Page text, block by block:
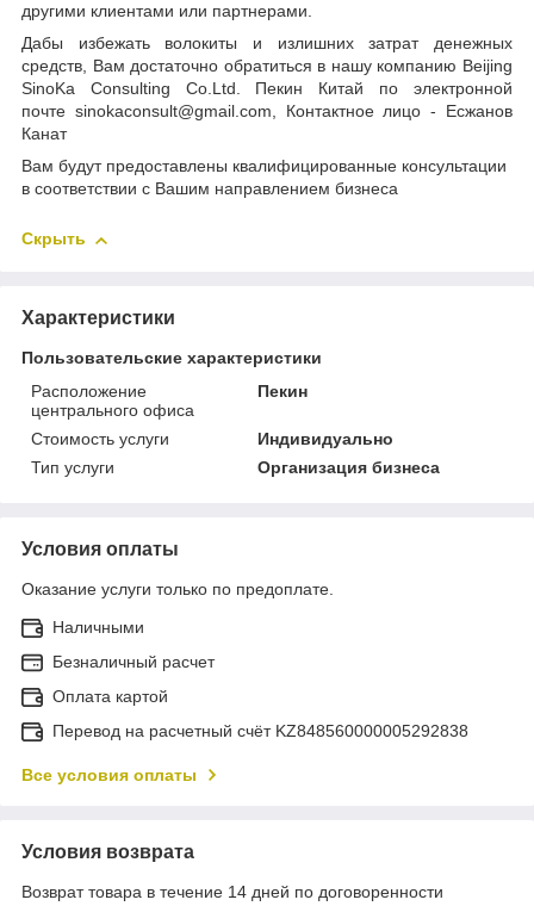
другими клиентами или партнерами.
Дабы избежать волокиты и излишних затрат денежных
средств, Вам достаточно обратиться в нашу компанию Beijing
SinoKa Consulting Co.Ltd. Пекин Китай по электронной
почте sinokaconsult@gmail.com, Контактное лицо - Есжанов
Канат
Вам будут предоставлены квалифицированные консультации
в соответствии с Вашим направлением бизнеса
Скрыть
Характеристики
Пользовательские характеристики
Расположение
центрального офиса
Пекин
Стоимость услуги
Индивидуально
Тип услуги
Организация бизнеса
Условия оплаты
Оказание услуги только по предоплате.
Наличными
Безналичный расчет
Оплата картой
Перевод на расчетный счёт KZ848560000005292838
Все условия оплаты
Условия возврата
Возврат товара в течение 14 дней по договоренности